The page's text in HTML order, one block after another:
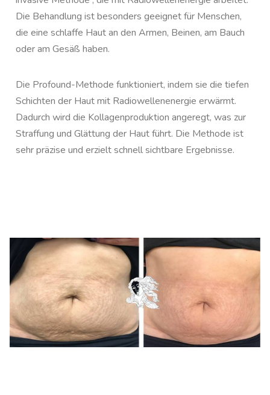
Die Behandlung ist besonders geeignet für Menschen,
die eine schlaffe Haut an den Armen, Beinen, am Bauch
oder am Gesäß haben.
Die Profound-Methode funktioniert, indem sie die tiefen
Schichten der Haut mit Radiowellenenergie erwärmt.
Dadurch wird die Kollagenproduktion angeregt, was zur
Straffung und Glättung der Haut führt. Die Methode ist
sehr präzise und erzielt schnell sichtbare Ergebnisse.